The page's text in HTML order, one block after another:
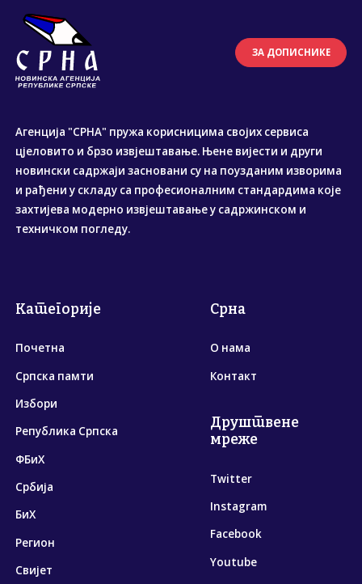
ЗА ДОПИСНИКЕ
Агенција "СРНА" пружа корисницима својих сервиса
цјеловито и брзо извјештавање. Њене вијести и други
новински садржаји засновани су на поузданим изворима
и рађени у складу са професионалним стандардима које
захтијева модерно извјештавање у садржинском и
техничком погледу.
Категорије
Почетна
Српска памти
Избори
Република Српска
ФБиХ
Србија
БиХ
Регион
Свијет
Срна
О нама
Контакт
Друштвене
мреже
Twitter
Instagram
Facebook
Youtube